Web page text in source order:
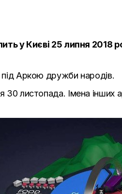
у Києві 25 липня 2018
Аркою дружби народів.
листопада. Імена інших